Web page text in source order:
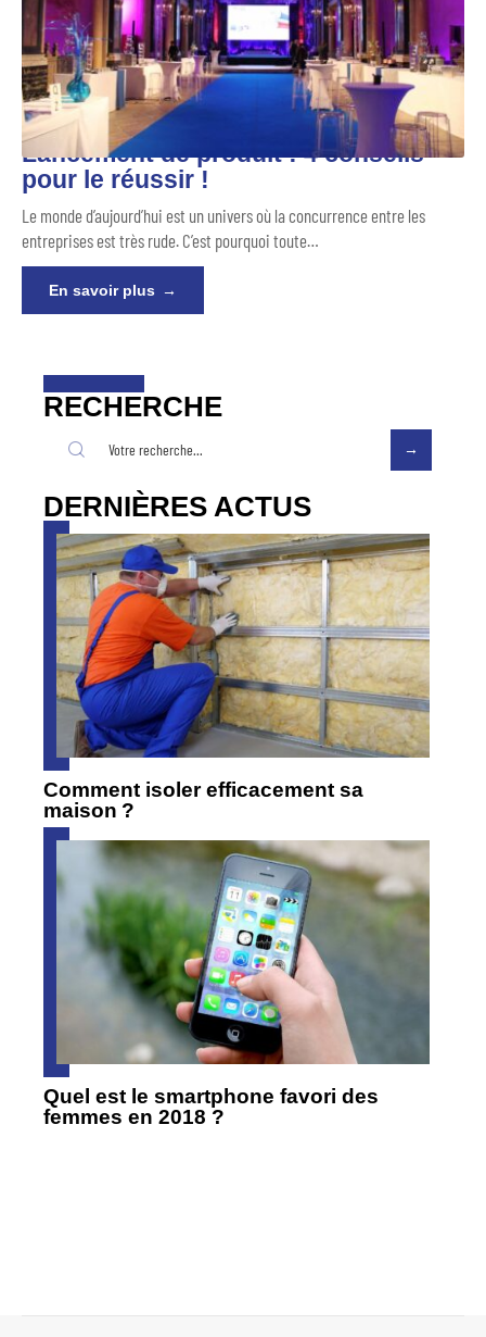
Lancement de produit : 4 conseils
pour le réussir !
Le monde d’aujourd’hui est un univers où la concurrence entre les
entreprises est très rude. C’est pourquoi toute…
En savoir plus
RECHERCHE
DERNIÈRES ACTUS
Comment isoler efficacement sa
maison ?
Quel est le smartphone favori des
femmes en 2018 ?